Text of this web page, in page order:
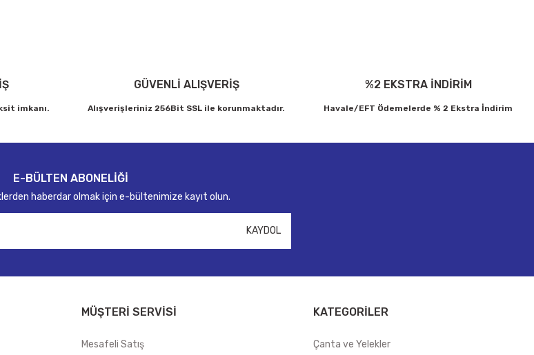
imkanı.
GÜVENLİ ALIŞVERİŞ
Alışverişleriniz 256Bit SSL ile korunmaktadır.
%2 EKSTRA İNDİRİM
Havale/EFT Ödemelerde % 2 Ekstra İndirim
E-BÜLTEN ABONELİĞİ
haberdar olmak için e-bültenimize kayıt olun.
KAYDOL
MÜŞTERİ SERVİSİ
Mesafeli Satış
KATEGORİLER
Çanta ve Yelekler